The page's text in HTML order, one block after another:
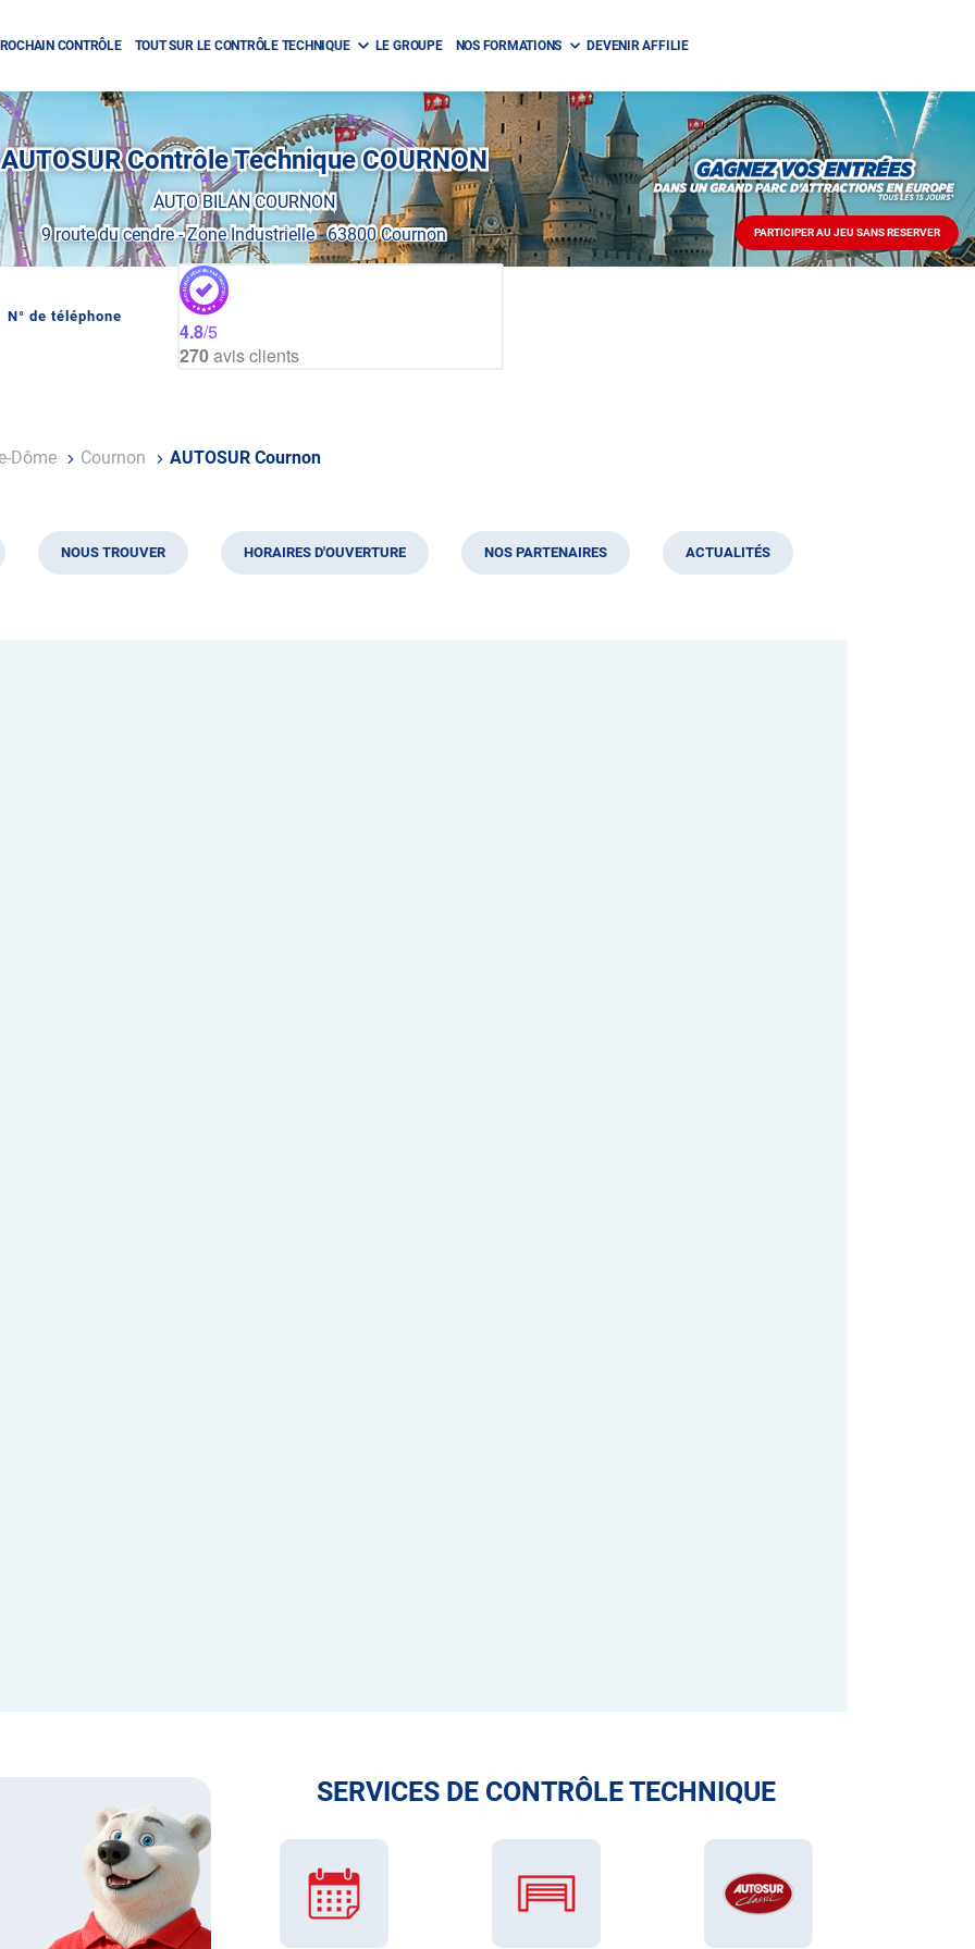
CONTRÔLE TOUT SUR LE CONTRÔLE TECHNIQUE LE GROUPE NOS FORMATIONS DEVENIR AFFILIE
PARTICIPER AU JEU SANS RESERVER
PARTICIPER
AU
JEU
AUTOSUR Contrôle Technique COURNON
AUTO BILAN COURNON
9 route du cendre-Zone Industrielle-63800 Cournon
N° de téléphone
AFFICHER
COURNON
4.8/5
270avis clients
Dôme Cournon AUTOSUR Cournon
NOUS TROUVER HORAIRES D'OUVERTURE NOS PARTENAIRES ACTUALITÉS
SERVICES DE CONTRÔLE TECHNIQUE